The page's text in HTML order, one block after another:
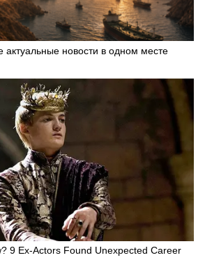
актуальные новости в одном месте
9 Ex-Actors Found Unexpected Career